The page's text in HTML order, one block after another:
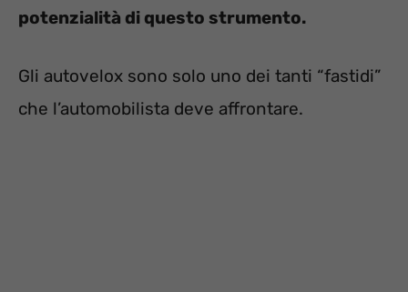
potenzialità di questo strumento.
Gli autovelox sono solo uno dei tanti “fastidi”
che l’automobilista deve affrontare.